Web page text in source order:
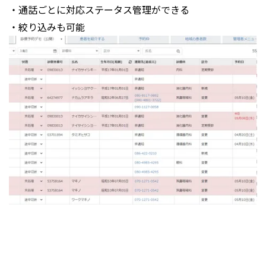
・通話ごとに対応ステータス管理ができる
・絞り込みも可能